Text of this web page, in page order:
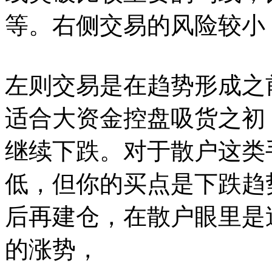
等。右侧交易的风险较
左则交易是在趋势形成
适合大资金控盘吸货之
继续下跌。对于散户这
低，但你的买点是下跌
后再建仓，在散户眼里
的涨势，